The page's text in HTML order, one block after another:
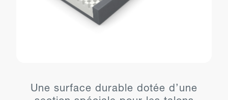
Une surface durable dotée d’une